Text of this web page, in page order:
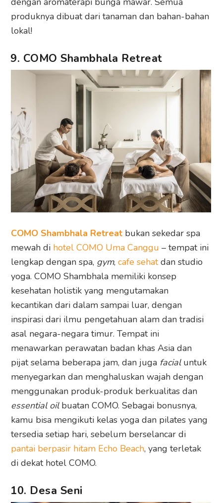
produknya dibuat dari tanaman dan bahan-bahan
lokal!
9. COMO Shambhala Retreat
COMO Shambhala Retreat bukan sekedar spa
mewah di hotel COMO Uma Canggu – tempat ini
lengkap dengan spa, gym,cafe sehatdan studio
yoga. COMO Shambhala memiliki konsep
kesehatan holistik yang mengutamakan
kecantikan dari dalam sampai luar, dengan
inspirasi dari ilmu pengetahuan alam dan tradisi
asal negara-negara timur. Tempat ini
menawarkan perawatan badan khas Asia dan
pijat selama beberapa jam, dan juga facialuntuk
menyegarkan dan menghaluskan wajah dengan
menggunakan produk-produk berkualitas dan
essential oilbuatan COMO. Sebagai bonusnya,
kamu bisa mengikuti kelas yoga dan pilates yang
tersedia setiap hari, sebelum berselancar di
pantai berpasir hitam Echo Beach, yang terletak
di dekat hotel COMO.
10. Desa Seni